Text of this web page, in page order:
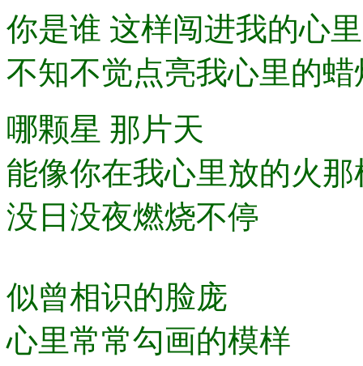
你是谁 这样闯进我的心里
不知不觉点亮我心里的蜡
哪颗星 那片天
能像你在我心里放的火那
没日没夜燃烧不停
似曾相识的脸庞
心里常常勾画的模样